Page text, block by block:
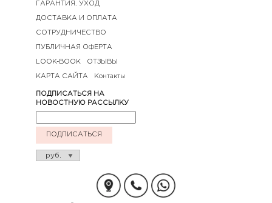
ГАРАНТИЯ. УХОД
ДОСТАВКА И ОПЛАТА
СОТРУДНИЧЕСТВО
ПУБЛИЧНАЯ ОФЕРТА
LOOK-BOOK ОТЗЫВЫ
КАРТА САЙТА Контакты
ПОДПИСАТЬСЯ НА
НОВОСТНУЮ РАССЫЛКУ
ПОДПИСАТЬСЯ